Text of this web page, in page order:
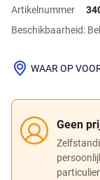
Artikelnummer
Beschikbaarheid:
Geen
WAAR OP